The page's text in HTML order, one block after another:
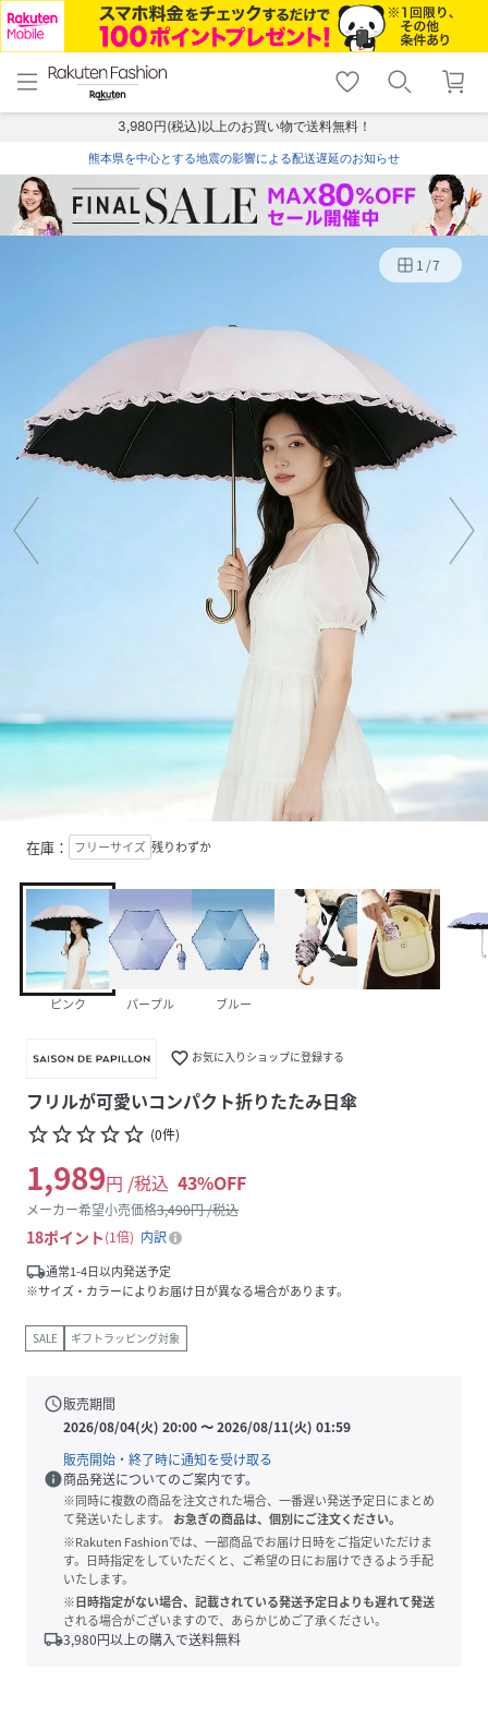
menu home
トップ
shopping_cart lock_outline
ログイン
3,980円(税込)以上のお買い物で送料無料！
熊本県を中心とする地震の影響による配送遅延のお知らせ
1 /7
在庫： フリーサイズ 残りわずか
ピンク パープル ブルー
favorite_border お気に入りショップに登録する
フリルが可愛いコンパクト折りたたみ日傘
star_borderstar_borderstar_borderstar_borderstar_border (0件)
1,989円 /税込 43%OFF
メーカー希望小売価格3,490円 /税込
18ポイント 1倍
内訳
local_shipping通常1-4日以内発送予定
※サイズ・カラーによりお届け日が異なる場合があります。
SALE ギフトラッピング対象
schedule販売期間
2026/08/04(火) 20:00〜2026/08/11(火) 01:59
販売開始・終了時に通知を受け取る
info商品発送についてのご案内です。
※同時に複数の商品を注文された場合、一番遅い発送予定日にまとめ
て発送いたします。
お急ぎの商品は、個別にご注文ください。
※Rakuten Fashionでは、一部商品でお届け日時をご指定いただけま
す。日時指定をしていただくと、ご希望の日にお届けできるよう手配
いたします。
※日時指定がない場合、記載されている発送予定日よりも遅れて発送
される場合がございますので、あらかじめご了承ください。
local_shipping3,980円以上の購入で送料無料